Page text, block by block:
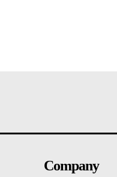
Company